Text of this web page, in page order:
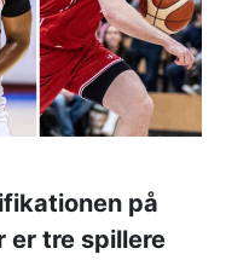
på
er tre spillere